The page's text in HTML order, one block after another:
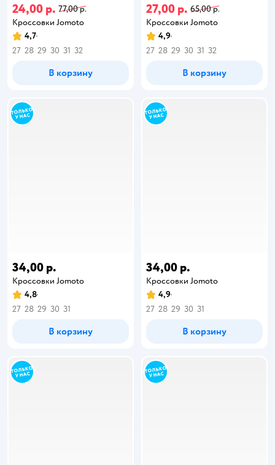
24,00 р. 77,00 р.
Кроссовки Jomoto
4,7
27 28 29 30 31 32
В корзину
27,00 р. 65,00 р.
Кроссовки Jomoto
4,9
27 28 29 30 31 32
В корзину
34,00 р.
Кроссовки Jomoto
4,8
27 28 29 30 31
В корзину
34,00 р.
Кроссовки Jomoto
4,9
27 28 29 30 31
В корзину